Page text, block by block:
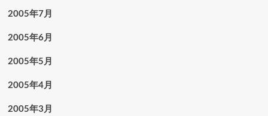
2005年7月
2005年6月
2005年5月
2005年4月
2005年3月